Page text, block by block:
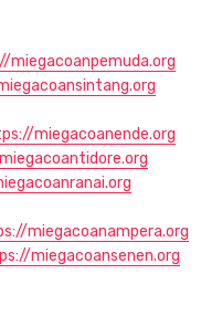
miegacoanpemuda.org
miegacoanende.org
miegacoanampera.org
miegacoansenen.org